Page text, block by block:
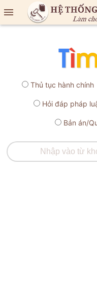

Thủ tục hành chính
Hỏi đáp pháp
Bản án/